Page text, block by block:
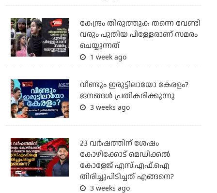
കേന്ദ്രം തിരുത്തുക തന്നെ വേണ്ടി
വരും പുതിയ പിള്ളേരാണ് സമരം
ചെയ്യുന്നത്
1 week ago
വീണ്ടും ഇരുട്ടിലായോ കേരളം?
ജനങ്ങൾ പ്രതികരിക്കുന്നു
3 weeks ago
23 വർഷത്തിന് ശേഷം
കോഴിക്കോട് മെഡിക്കൽ
കോളേജ് എസ്.എഫ്.ഐ
തിരിച്ചുപിടിച്ചത് എങ്ങനെ?
3 weeks ago